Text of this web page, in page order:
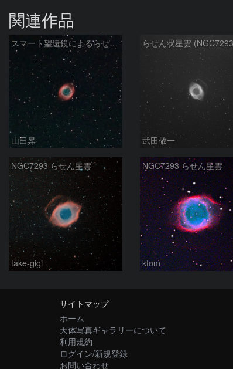
関連作品
スマート望遠鏡によるらせん星雲
山田昇 武田敬一
NGC7293 らせん星雲
take-gigi ktom
サイトマップ
ホーム
天体写真ギャラリーについて
利用規約
ログイン/新規登録
お問い合わせ